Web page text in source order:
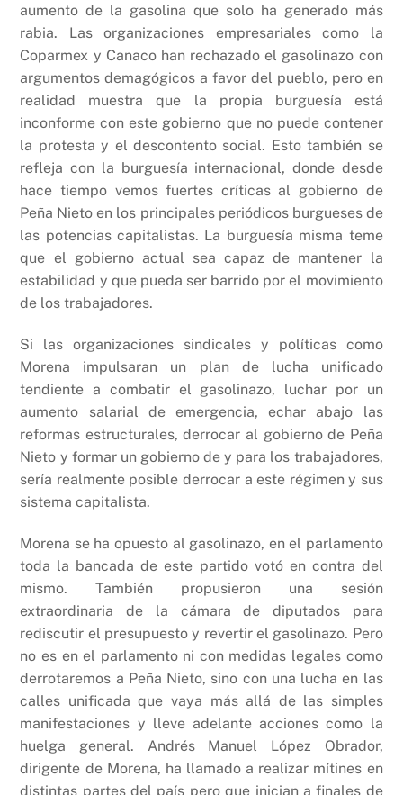
aumento de la gasolina que solo ha generado más
rabia. Las organizaciones empresariales como la
Coparmex y Canaco han rechazado el gasolinazo con
argumentos demagógicos a favor del pueblo, pero en
realidad muestra que la propia burguesía está
inconforme con este gobierno que no puede contener
la protesta y el descontento social. Esto también se
refleja con la burguesía internacional, donde desde
hace tiempo vemos fuertes críticas al gobierno de
Peña Nieto en los principales periódicos burgueses de
las potencias capitalistas. La burguesía misma teme
que el gobierno actual sea capaz de mantener la
estabilidad y que pueda ser barrido por el movimiento
de los trabajadores.
Si las organizaciones sindicales y políticas como
Morena impulsaran un plan de lucha unificado
tendiente a combatir el gasolinazo, luchar por un
aumento salarial de emergencia, echar abajo las
reformas estructurales, derrocar al gobierno de Peña
Nieto y formar un gobierno de y para los trabajadores,
sería realmente posible derrocar a este régimen y sus
sistema capitalista.
Morena se ha opuesto al gasolinazo, en el parlamento
toda la bancada de este partido votó en contra del
mismo. También propusieron una sesión
extraordinaria de la cámara de diputados para
rediscutir el presupuesto y revertir el gasolinazo. Pero
no es en el parlamento ni con medidas legales como
derrotaremos a Peña Nieto, sino con una lucha en las
calles unificada que vaya más allá de las simples
manifestaciones y lleve adelante acciones como la
huelga general. Andrés Manuel López Obrador,
dirigente de Morena, ha llamado a realizar mítines en
distintas partes del país pero que inician a finales de